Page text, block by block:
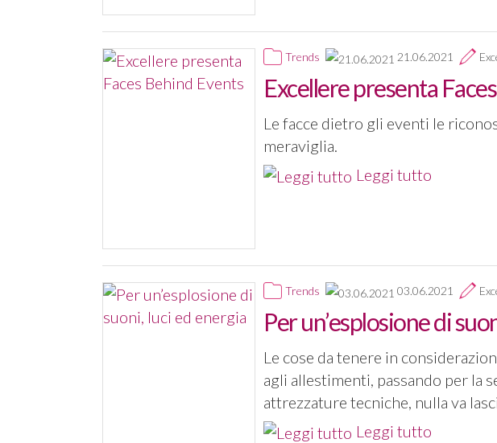
Trends 21.06.2021
Excellere presenta
Le facce dietro gli eventi le
meraviglia.
Leggi tutto
Trends 03.06.2021
Per un’esplosione di
Le cose da tenere in
agli allestimenti, passando per la
attrezzature tecniche, nulla va
Leggi tutto